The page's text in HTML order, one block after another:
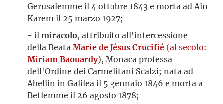
Gerusalemme il 4 ottobre 1843 e morta ad Ain
Karem il 25 marzo 1927;
- il miracolo, attribuito all'intercessione
della Beata Marie de Jésus Crucifié (al secolo:
Miriam Baouardy), Monaca professa
dell'Ordine dei Carmelitani Scalzi; nata ad
Abellin in Galilea il 5 gennaio 1846 e morta a
Betlemme il 26 agosto 1878;